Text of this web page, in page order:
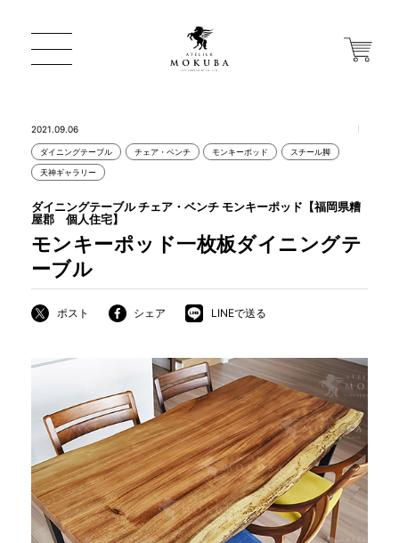
一枚板 ATELIER MOKUBA HOME
MOKUBA について
商品情報
直営店
2021.09.06
ダイニングテーブル チェア・ベンチ モンキーポッド スチール脚
天神ギャラリー
モンキーポッド一枚板ダイニングテ
ーブル
ダイニングテーブル チェア・ベンチ モンキーポッド【福岡県糟
屋郡 個人住宅】
ポスト シェア LINEで送る